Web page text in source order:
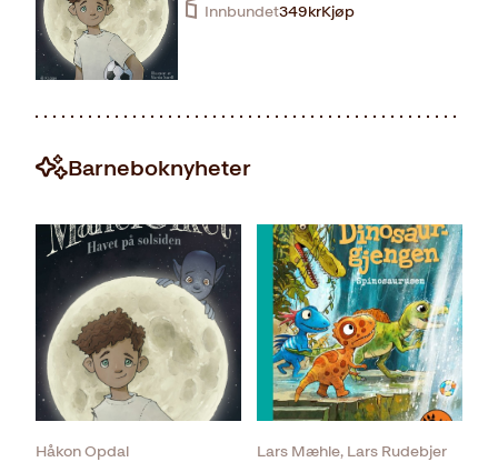
Innbundet349krKjøp
Barneboknyheter
Håkon Opdal Lars Mæhle, Lars Rudebjer